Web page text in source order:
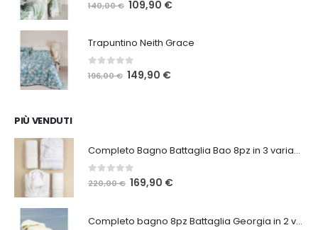
140,00€ Il
era:
140,00 €.
109,90 €Il
è:
Trapuntino Neith Grace
0Su 5
196,00€ Il149,90 €Il
PIÙ VENDUTI
Completo Bagno Battaglia Bao 8pz in 3 varianti
0Su 5
220,00€ Il
era:
169,90 €Il
è:
Completo bagno 8pz Battaglia Georgia in 2 varianti